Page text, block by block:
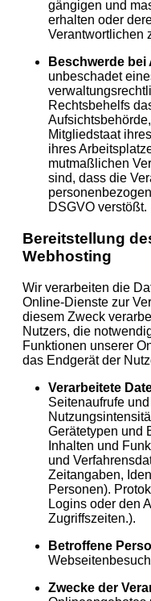
gängigen und
erhalten oder
Verantwortlichen
Beschwerde
unbeschadet
Rechtsbehelfs
Mitgliedstaat
ihres
mutmaßlichen
sind, dass die
DSGVO verstößt.
Bereitstellung
Webhosting
Wir verarbeiten die
Online-Dienste zur
diesem Zweck
Nutzers, die
Funktionen unserer
das Endgerät der
Verarbeitete
Seitenaufrufe
Gerätetypen und
Inhalten und
und
Zeitangaben,
Personen).
Logins oder den
Zugriffszeiten.).
Betroffene
Zwecke der